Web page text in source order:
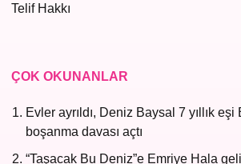
Telif Hakkı
ÇOK OKUNANLAR
Evler ayrıldı, Deniz Baysal 7 yıllık eşi
boşanma davası açtı
“Taşacak Bu Deniz”e Emriye Hala